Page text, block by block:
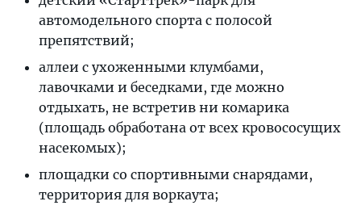
автомодельного спорта с полосой
препятствий;
аллеи с ухоженными клумбами,
лавочками и беседками, где можно
отдыхать, не встретив ни комарика
(площадь обработана от всех кровососущих
насекомых);
площадки со спортивными снарядами,
территория для воркаута;